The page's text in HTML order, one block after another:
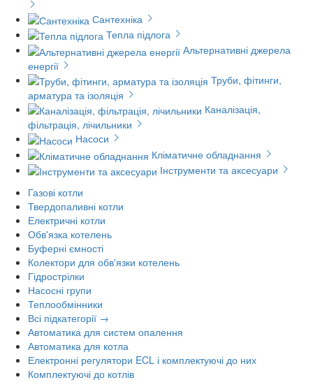
Сантехніка
Тепла підлога
Альтернативні джерела
енергії
Труби, фітинги,
арматура та ізоляція
Каналізація,
фільтрація, лічильники
Насоси
Кліматичне обладнання
Інструменти та аксесуари
Газові котли
Твердопаливні котли
Електричні котли
Обв'язка котелень
Буферні ємності
Колектори для обв'язки котелень
Гідрострілки
Насосні групи
Теплообмінники
Всі підкатегорії →
Автоматика для систем опалення
Автоматика для котла
Електронні регулятори ECL і комплектуючі до них
Комплектуючі до котлів